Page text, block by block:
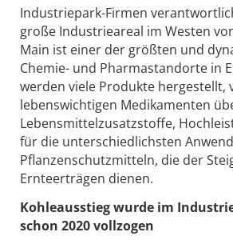
Industriepark-Firmen
große Industrieareal im Westen
Main ist einer der größten und
Chemie- und Pharmastandorte in
werden viele Produkte hergestellt,
lebenswichtigen Medikamenten
Lebensmittelzusatzstoffe,
für die unterschiedlichsten
Pflanzenschutzmitteln, die der
Ernteerträgen dienen.
Kohleausstieg wurde im
schon 2020 vollzogen